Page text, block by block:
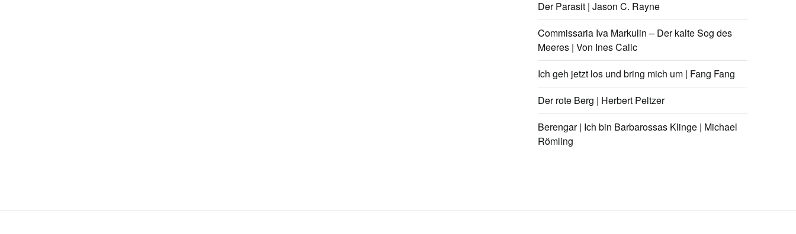
Der Parasit | Jason C. Rayne
Commissaria Iva Markulin – Der kalte Sog des
Meeres | Von Ines Calic
Ich geh jetzt los und bring mich um | Fang Fang
Der rote Berg | Herbert Peltzer
Berengar | Ich bin Barbarossas Klinge | Michael
Römling